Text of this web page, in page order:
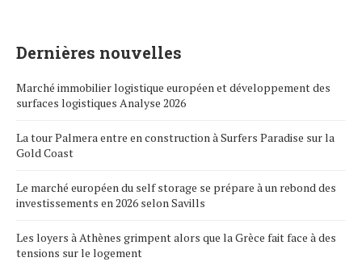
Dernières nouvelles
Marché immobilier logistique européen et développement des
surfaces logistiques Analyse 2026
La tour Palmera entre en construction à Surfers Paradise sur la
Gold Coast
Le marché européen du self storage se prépare à un rebond des
investissements en 2026 selon Savills
Les loyers à Athènes grimpent alors que la Grèce fait face à des
tensions sur le logement